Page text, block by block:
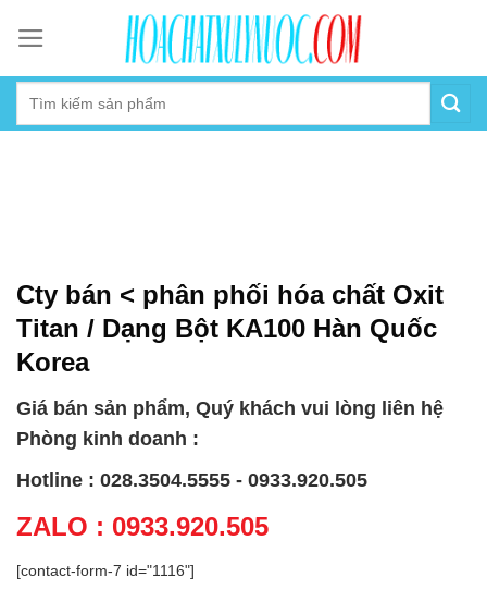
content
Cty bán < phân phối hóa chất Oxit
Titan / Dạng Bột KA100 Hàn Quốc
Korea
Giá bán sản phẩm, Quý khách vui lòng liên hệ
Phòng kinh doanh :
Hotline : 028.3504.5555 - 0933.920.505
ZALO : 0933.920.505
[contact-form-7 id="1116"]